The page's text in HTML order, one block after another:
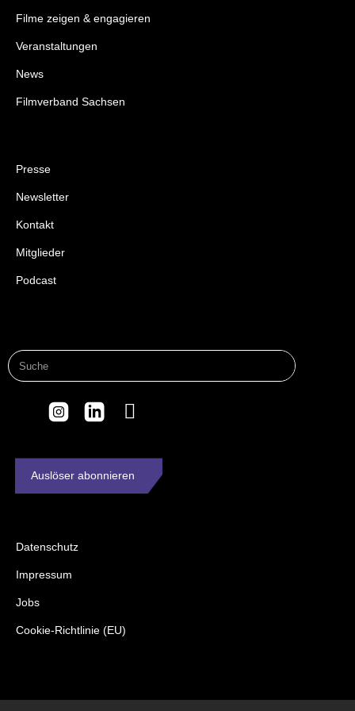
Filme zeigen & engagieren
Veranstaltungen
News
Filmverband Sachsen
Presse
Newsletter
Kontakt
Mitglieder
Podcast
Auslöser abonnieren
Datenschutz
Impressum
Jobs
Cookie-Richtlinie (EU)